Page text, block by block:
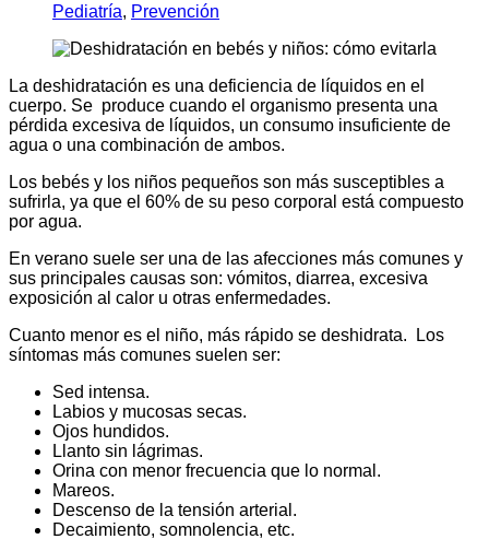
Pediatría, Prevención
La deshidratación es una deficiencia de líquidos en el
cuerpo. Se produce cuando el organismo presenta una
pérdida excesiva de líquidos, un consumo insuficiente de
agua o una combinación de ambos.
Los bebés y los niños pequeños son más susceptibles a
sufrirla, ya que el 60% de su peso corporal está compuesto
por agua.
En verano suele ser una de las afecciones más comunes y
sus principales causas son: vómitos, diarrea, excesiva
exposición al calor u otras enfermedades.
Cuanto menor es el niño, más rápido se deshidrata. Los
síntomas más comunes suelen ser:
Sed intensa.
Labios y mucosas secas.
Ojos hundidos.
Llanto sin lágrimas.
Orina con menor frecuencia que lo normal.
Mareos.
Descenso de la tensión arterial.
Decaimiento, somnolencia, etc.